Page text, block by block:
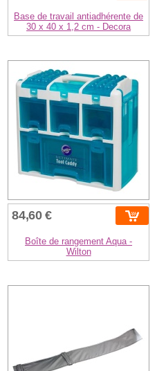
Base de travail antiadhérente de
30 x 40 x 1,2 cm - Decora
84,60 €
Boîte de rangement Aqua -
Wilton